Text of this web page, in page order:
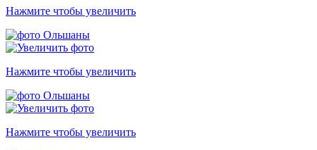
Нажмите чтобы увеличить
Нажмите чтобы увеличить
Нажмите чтобы увеличить